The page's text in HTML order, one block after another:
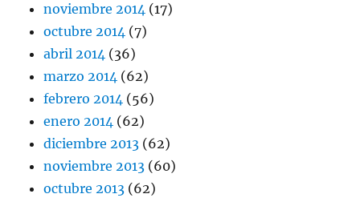
noviembre 2014 (17)
octubre 2014 (7)
abril 2014 (36)
marzo 2014 (62)
febrero 2014 (56)
enero 2014 (62)
diciembre 2013 (62)
noviembre 2013 (60)
octubre 2013 (62)